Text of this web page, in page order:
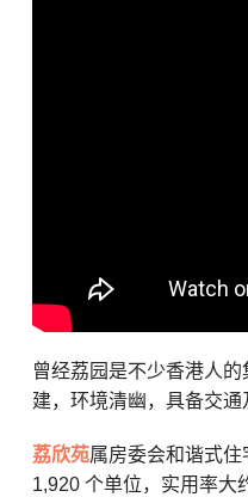
曾经荔园是不少香港人
建，环境清幽，具备交
荔欣苑属房委会和谐式
1,920 个单位，实用率大